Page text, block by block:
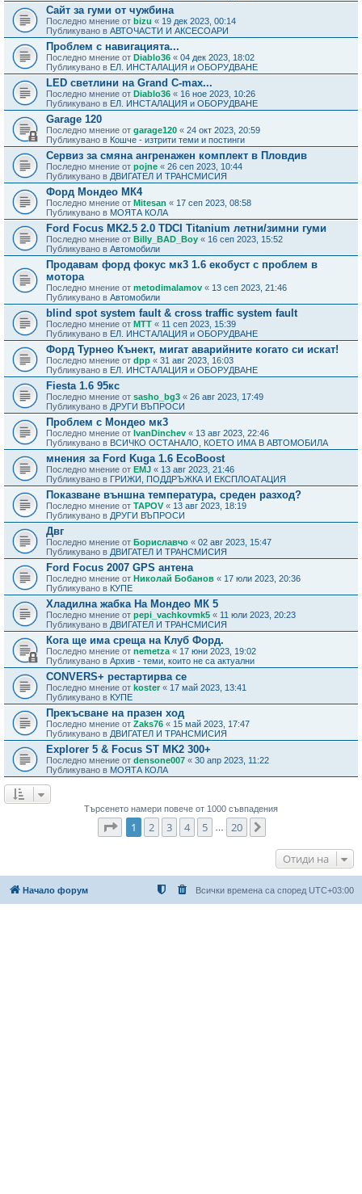
Сайт за гуми от чужбина
Последно мнение от bizu « 19 дек 2023, 00:14
Публикувано в АВТОЧАСТИ И АКСЕСОАРИ
Проблем с навигацията...
Последно мнение от Diablo36 « 04 дек 2023, 18:02
Публикувано в ЕЛ. ИНСТАЛАЦИЯ и ОБОРУДВАНЕ
LED светлини на Grand C-max...
Последно мнение от Diablo36 « 16 ное 2023, 10:26
Публикувано в ЕЛ. ИНСТАЛАЦИЯ и ОБОРУДВАНЕ
Garage 120
Последно мнение от garage120 « 24 окт 2023, 20:59
Публикувано в Кошче - изтрити теми и постинги
Сервиз за смяна ангренажен комплект в Пловдив
Последно мнение от pojne « 26 сеп 2023, 10:44
Публикувано в ДВИГАТЕЛ И ТРАНСМИСИЯ
Форд Мондео МК4
Последно мнение от Mitesan « 17 сеп 2023, 08:58
Публикувано в МОЯТА КОЛА
Ford Focus MK2.5 2.0 TDCI Titanium летни/зимни гуми
Последно мнение от Billy_BAD_Boy « 16 сеп 2023, 15:52
Публикувано в Автомобили
Продавам форд фокус мк3 1.6 екобуст с проблем в
мотора
Последно мнение от metodimalamov « 13 сеп 2023, 21:46
Публикувано в Автомобили
blind spot system fault & cross traffic system fault
Последно мнение от MTT « 11 сеп 2023, 15:39
Публикувано в ЕЛ. ИНСТАЛАЦИЯ и ОБОРУДВАНЕ
Форд Турнео Кънект, мигат аварийните когато си искат!
Последно мнение от dpp « 31 авг 2023, 16:03
Публикувано в ЕЛ. ИНСТАЛАЦИЯ и ОБОРУДВАНЕ
Fiesta 1.6 95кс
Последно мнение от sasho_bg3 « 26 авг 2023, 17:49
Публикувано в ДРУГИ ВЪПРОСИ
Проблем с Мондео мк3
Последно мнение от IvanDinchev « 13 авг 2023, 22:46
Публикувано в ВСИЧКО ОСТАНАЛО, КОЕТО ИМА В АВТОМОБИЛА
мнения за Ford Kuga 1.6 EcoBoost
Последно мнение от EMJ « 13 авг 2023, 21:46
Публикувано в ГРИЖИ, ПОДДРЪЖКА И ЕКСПЛОАТАЦИЯ
Показване външна температура, среден разход?
Последно мнение от TAPOV« 13 авг 2023, 18:19
Публикувано в ДРУГИ ВЪПРОСИ
Двг
Последно мнение от Бориславчо « 02 авг 2023, 15:47
Публикувано в ДВИГАТЕЛ И ТРАНСМИСИЯ
Ford Focus 2007 GPS антена
Последно мнение от Николай Бобанов « 17 юли 2023, 20:36
Публикувано в КУПЕ
Хладилна жабка На Мондео МК 5
Последно мнение от pepi_vachkovmk5 « 11 юли 2023, 20:23
Публикувано в ДВИГАТЕЛ И ТРАНСМИСИЯ
Кога ще има среща на Клуб Форд.
Последно мнение от nemetza « 17 юни 2023, 19:02
Публикувано в Архив - теми, които не са актуални
CONVERS+ рестартирва се
Последно мнение от koster « 17 май 2023, 13:41
Публикувано в КУПЕ
Прекъсване на празен ход
Последно мнение от Zaks76 « 15 май 2023, 17:47
Публикувано в ДВИГАТЕЛ И ТРАНСМИСИЯ
Explorer 5 & Focus ST MK2 300+
Последно мнение от densone007 « 30 апр 2023, 11:22
Публикувано в МОЯТА КОЛА
Търсенето намери повече от 1000 съвпадения
Страница1 от
1 2 3 4 5 20
Отиди на
Начало форум Всички времена са според UTC+03:00